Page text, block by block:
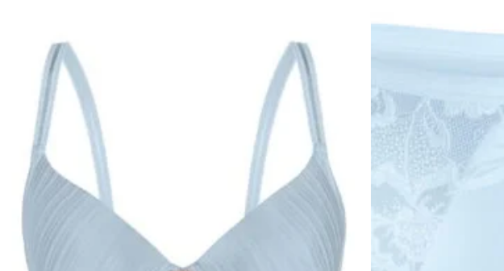
Lisa
soovinimekirja